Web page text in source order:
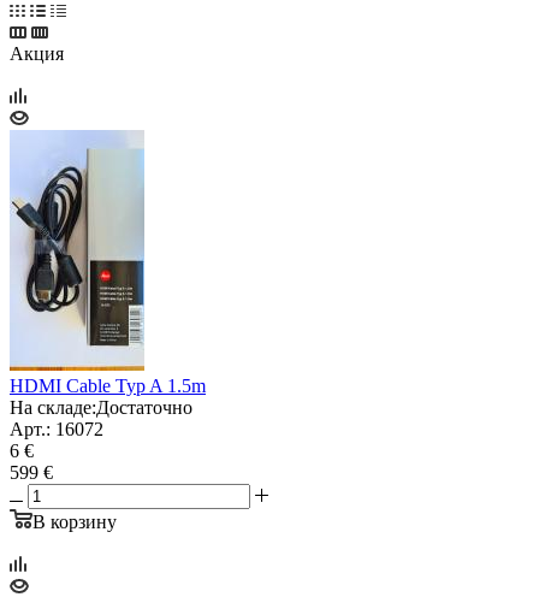
Акция
HDMI Cable Typ A 1.5m
На складе:Достаточно
Арт.: 16072
6 €
599 €
В корзину